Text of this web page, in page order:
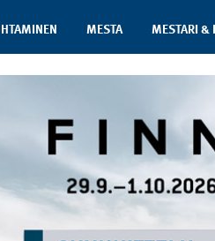
MESTA MESTARI &